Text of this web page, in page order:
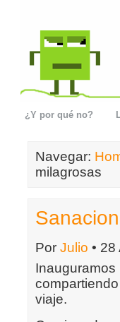
¿Y por qué no?
Navegar:
milagrosas
Por Julio •
Inauguramos
viaje.